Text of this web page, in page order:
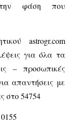
φάση που
astrogr.com
για όλα τα
– προσωπικές
απαντήσεις με
στο 54754